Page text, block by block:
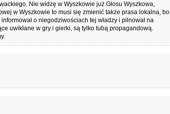
Nie widzę w Wyszkowie już Głosu Wyszkowa,
w Wyszkowie to musi się zmienić także prasa lokalna, bo
o niegodziwościach tej władzy i pilnował na
uwikłane w gry i gierki, są tylko tubą propagandową.